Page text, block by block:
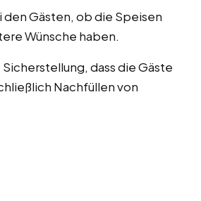
Gästen, ob die Speisen
Wünsche haben.
Sicherstellung, dass die Gäste
Nachfüllen von